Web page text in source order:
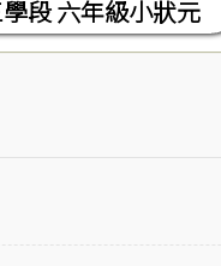
段 六年級小狀元